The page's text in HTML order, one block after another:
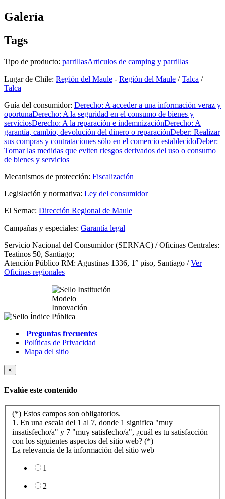
Galería
Tags
Tipo de producto: parrillasArticulos de camping y parrillas
Lugar de Chile: Región del Maule - Región del Maule /Talca /
Talca
Guía del consumidor: Derecho: A acceder a una información veraz y
oportunaDerecho: A la seguridad en el consumo de bienes y
serviciosDerecho: A la reparación e indemnizaciónDerecho: A
garantía, cambio, devolución del dinero o reparaciónDeber: Realizar
sus compras y contrataciones sólo en el comercio establecidoDeber:
Tomar las medidas que eviten riesgos derivados del uso o consumo
de bienes y servicios
Mecanismos de protección: Fiscalización
Legislación y normativa: Ley del consumidor
El Sernac: Dirección Regional de Maule
Campañas y especiales: Garantía legal
Servicio Nacional del Consumidor (SERNAC) / Oficinas Centrales:
Teatinos 50, Santiago;
Atención Público RM: Agustinas 1336, 1° piso, Santiago /Ver
Oficinas regionales
Preguntas frecuentes
Políticas de Privacidad
Mapa del sitio
×
Evalúe este contenido
(*) Estos campos son obligatorios.
1. En una escala del 1 al 7, donde 1 significa "muy
insatisfecho/a" y 7 "muy satisfecho/a", ¿cuál es tu satisfacción
con los siguientes aspectos del sitio web? (*)
La relevancia de la información del sitio web
1
2